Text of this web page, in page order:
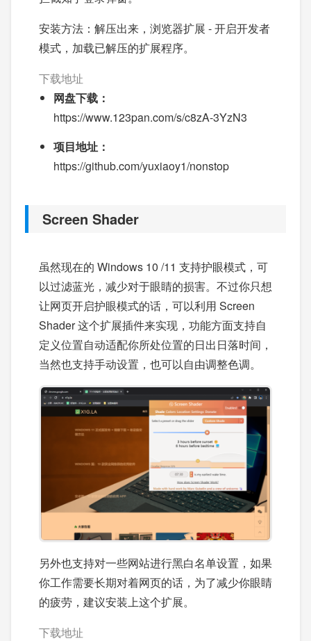
安装方法：解压出来，浏览器扩展 - 开启开发者
模式，加载已解压的扩展程序。
下载地址
网盘下载：
https://www.123pan.com/s/c8zA-3YzN3
项目地址：
https://github.com/yuxiaoy1/nonstop
Screen Shader
虽然现在的 Windows 10 /11 支持护眼模式，可
以过滤蓝光，减少对于眼睛的损害。不过你只想
让网页开启护眼模式的话，可以利用 Screen
Shader 这个扩展插件来实现，功能方面支持自
定义位置自动适配你所处位置的日出日落时间，
当然也支持手动设置，也可以自由调整色调。
另外也支持对一些网站进行黑白名单设置，如果
你工作需要长期对着网页的话，为了减少你眼睛
的疲劳，建议安装上这个扩展。
下载地址